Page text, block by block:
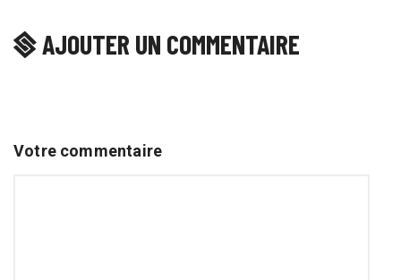
AJOUTER UN COMMENTAIRE
Votre commentaire